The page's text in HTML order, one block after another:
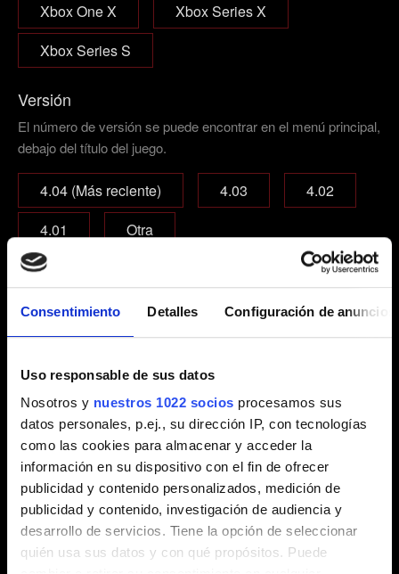
Consentimiento Detalles Configuración de anuncios
Uso responsable de sus datos
Nosotros y nuestros 1022 socios procesamos sus
datos personales, p.ej., su dirección IP, con tecnologías
como las cookies para almacenar y acceder la
información en su dispositivo con el fin de ofrecer
publicidad y contenido personalizados, medición de
publicidad y contenido, investigación de audiencia y
desarrollo de servicios. Tiene la opción de seleccionar
quién usa sus datos y con qué propósitos. Puede
Xbox One X
Xbox Series X
Xbox Series S
Versión
El número de versión se puede encontrar en el menú principal,
debajo del título del juego.
4.04 (Más reciente) 4.03
4.02
4.01
Otra
¿A qué edición del juego estás jugando?
Juego base
Juego base + Expansiones
Correo electrónico (¡comprueba que lo has escrito
bien!)
Breve descripción del problema